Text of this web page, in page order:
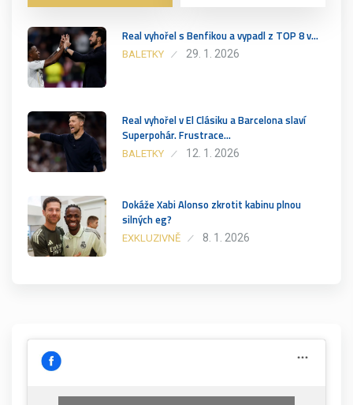
Real vyhořel s Benfikou a vypadl z TOP 8 v…
BALETKY 29. 1. 2026
Real vyhořel v El Clásiku a Barcelona slaví
Superpohár. Frustrace…
BALETKY 12. 1. 2026
Dokáže Xabi Alonso zkrotit kabinu plnou
silných eg?
EXKLUZIVNĚ 8. 1. 2026